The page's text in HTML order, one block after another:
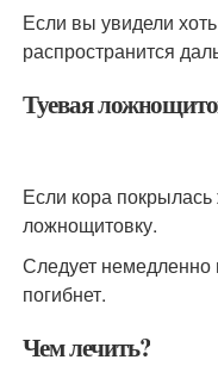
Если вы увидели
распространится
Туевая
Если кора
ложнощитовку.
Следует немедленно
погибнет.
Чем лечить?